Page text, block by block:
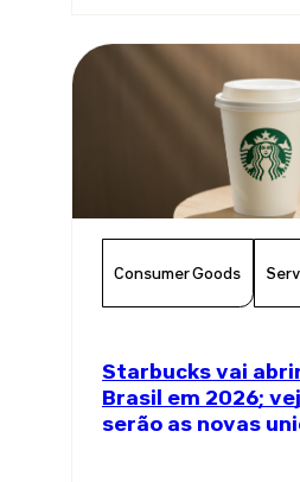
Consumer Goods
Starbucks vai
Brasil em 2026;
serão as novas